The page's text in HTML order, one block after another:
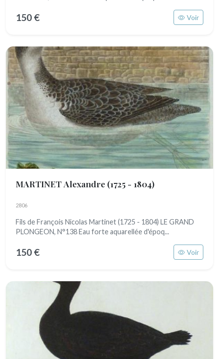
150 € Voir
MARTINET Alexandre (1725 - 1804)
2806
Fils de François Nicolas Martinet (1725 - 1804) LE GRAND
PLONGEON, N°138 Eau forte aquarellée d'époq...
150 € Voir